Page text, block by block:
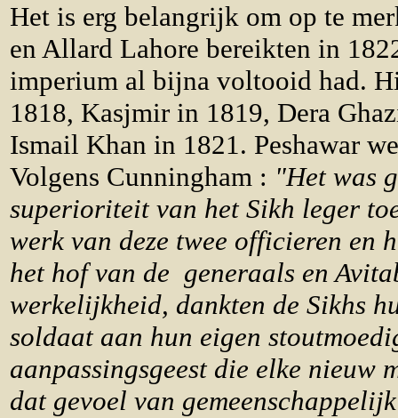
Het is erg belangrijk om op te
en Allard Lahore bereikten in
imperium al bijna voltooid had.
1818, Kasjmir in 1819, Dera
Ismail Khan in 1821. Peshawar
Volgens Cunningham : "Het was
superioriteit van het Sikh leger
werk van deze twee officieren en
het hof van de generaals en
werkelijkheid, dankten de Sikhs
soldaat aan hun eigen
aanpassingsgeest die elke nieuw
dat gevoel van